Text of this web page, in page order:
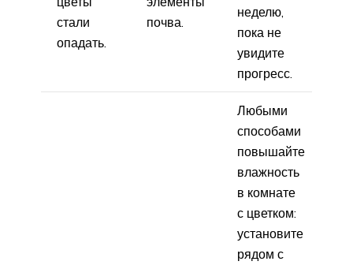
стали
опадать.
почва.
неделю,
пока не
увидите
прогресс.
Любыми
способами
повышайте
влажность
в комнате
с цветком:
установите
рядом с